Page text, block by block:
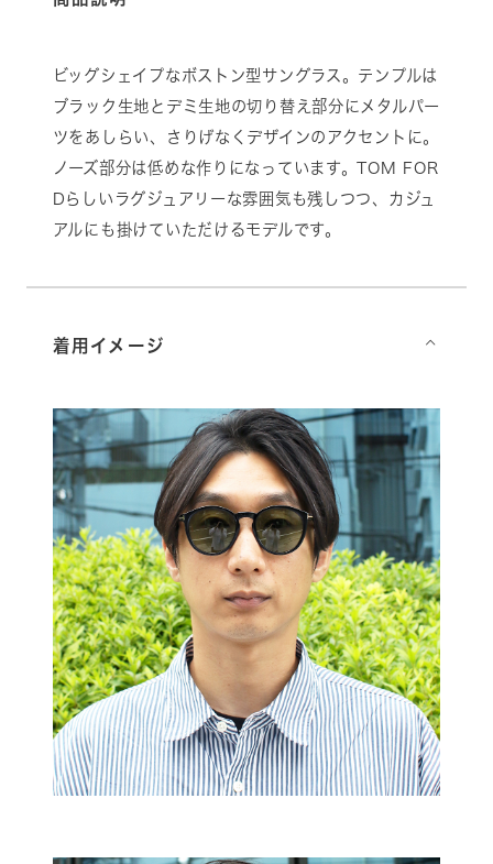
ビッグシェイプなボストン型サングラス。テンプルは
ブラック生地とデミ生地の切り替え部分にメタルパー
ツをあしらい、さりげなくデザインのアクセントに。
ノーズ部分は低めな作りになっています。TOM FOR
Dらしいラグジュアリーな雰囲気も残しつつ、カジュ
アルにも掛けていただけるモデルです。
着用イメージ ⌵